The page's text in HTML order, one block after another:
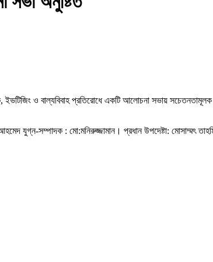
ইভটিজিং ও বাল্যবিবাহ প্রতিরোধে একটি আলোচনা সভায়
যুগ্ন-সম্পাদক : মো:মনিরুজ্জামান। প্রধান উপদেষ্টা: মোসাম্মৎ